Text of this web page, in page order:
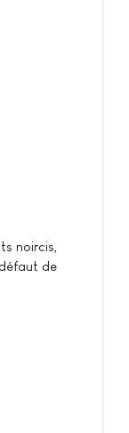
noircis,
de